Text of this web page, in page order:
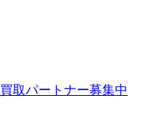
買取パートナー募集中